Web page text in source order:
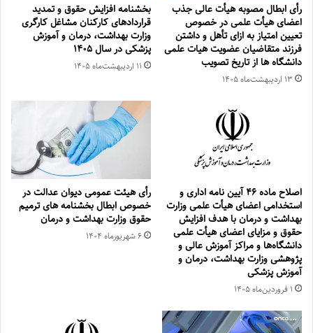
رأی ابطال مصوبه هیأت عالی جذب
اعضای هیأت علمی در خصوص
تعیین امتیاز به ازای تأهل و داشتن
فرزند متقاضیان عضویت هیات علمی
دانشگاه ها از تاریخ تصویب
۱۳ اردیبهشت‌ماه ۱۴۰۵
بخشنامه افزایش حقوق و تمدید
قراردادهای کارکنان مشاغل کارگری
وزارت بهداشت، درمان و آموزش
پزشکی در سال ۱۴۰۵
۱۱ اردیبهشت‌ماه ۱۴۰۵
اصلاح ماده ۴۶ آیین نامه اداری و
استخدامی اعضای هیأت علمی وزارت
بهداشت و درمان با هدف افزایش
حقوق و مزایای اعضای هیأت علمی
دانشگاه‌ها و مراکز آموزش عالی و
پژوهشی وزارت بهداشت، درمان و
آموزش پزشکی
۱ فروردین‌ماه ۱۴۰۵
رأی هیئت عمومی دیوان عدالت در
خصوص ابطال بخشنامه های ترمیم
حقوق وزارت بهداشت و درمان
۶ شهریور‌ماه ۱۴۰۴